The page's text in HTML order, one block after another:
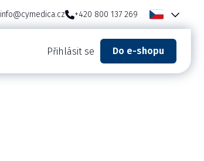
info@cymedica.cz +420 800 137 269
Přihlásit se Do e-shopu